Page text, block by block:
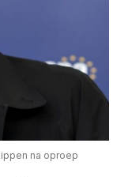
na oproep